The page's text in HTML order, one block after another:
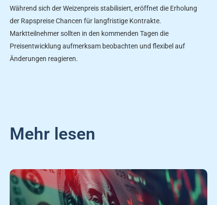
Während sich der Weizenpreis stabilisiert, eröffnet die Erholung
der Rapspreise Chancen für langfristige Kontrakte.
Marktteilnehmer sollten in den kommenden Tagen die
Preisentwicklung aufmerksam beobachten und flexibel auf
Änderungen reagieren.
Mehr lesen